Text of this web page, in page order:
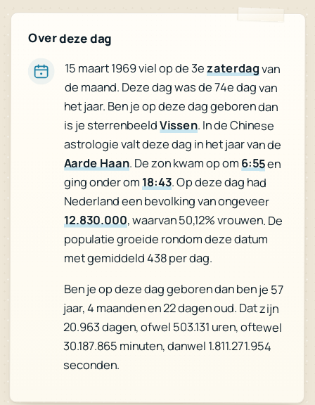
Over deze dag
15 maart 1969 viel op de 3ezaterdagvan
de maand. Deze dag was de 74e dag van
het jaar. Ben je op deze dag geboren dan
is je sterrenbeeldVissen. In de Chinese
astrologie valt deze dag in het jaar van de
Aarde Haan. De zon kwam op om6:55en
ging onder om 18:43. Op deze dag had
Nederland een bevolking van ongeveer
12.830.000, waarvan 50,12% vrouwen. De
populatie groeide rondom deze datum
met gemiddeld 438 per dag.
Ben je op deze dag geboren dan ben je 57
jaar, 4 maanden en 22 dagen oud. Dat zijn
20.963 dagen, ofwel 503.131 uren, oftewel
30.187.865 minuten, danwel 1.811.271.954
seconden.